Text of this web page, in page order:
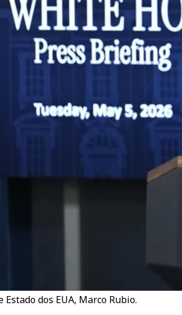
Estado dos EUA, Marco Rubio.